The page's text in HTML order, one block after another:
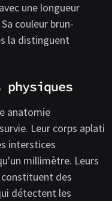
une longueur
couleur brun-
la distinguent
anatomie
Leur corps aplati
interstices
millimètre. Leurs
des
détectent les